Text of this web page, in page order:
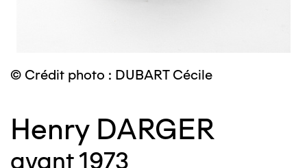
© Crédit photo : DUBART Cécile
Henry DARGER
avant 1973